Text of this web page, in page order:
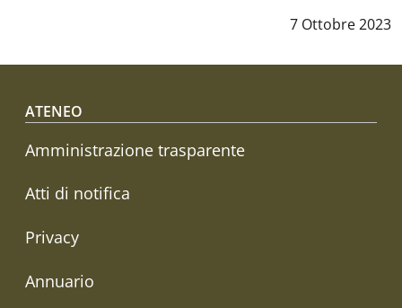
Data notizia:
7 Ottobre 2023
Footer menu
ATENEO
Amministrazione trasparente
Atti di notifica
Privacy
Annuario